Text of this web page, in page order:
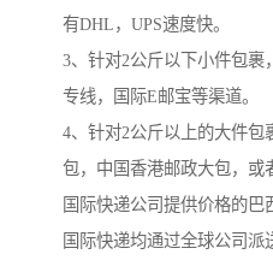
有DHL，UPS速度快。
3、针对2公斤以下小件包
专线，国际E邮宝等渠道。
4、针对2公斤以上的大件包
包，中国香港邮政大包，或
国际快递公司提供价格的
国际快递均通过全球公司